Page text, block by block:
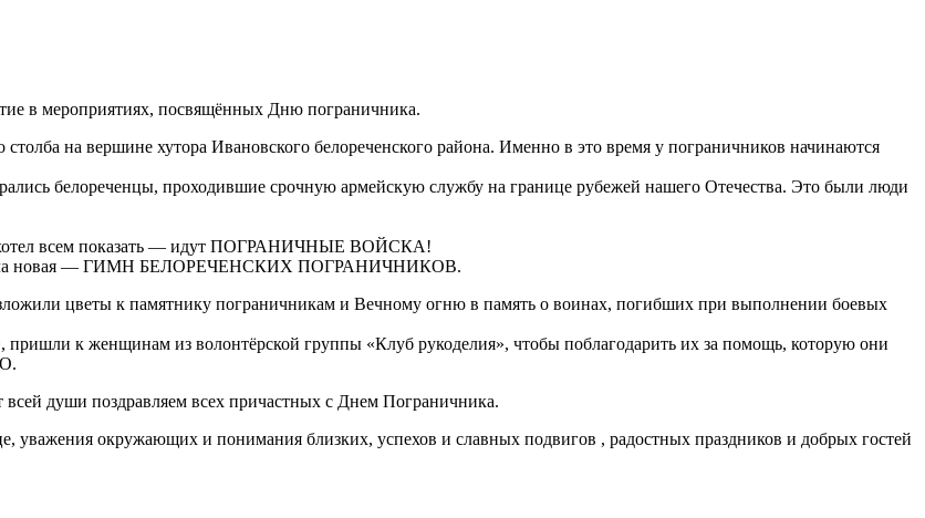
в мероприятиях, посвящённых Дню пограничника.
на вершине хутора Ивановского белореченского района. Именно в это время у пограничников начинаются
белореченцы, проходившие срочную армейскую службу на границе рубежей нашего Отечества. Это были люди
хотел всем показать — идут ПОГРАНИЧНЫЕ ВОЙСКА!
новая — ГИМН БЕЛОРЕЧЕНСКИХ ПОГРАНИЧНИКОВ.
цветы к памятнику пограничникам и Вечному огню в память о воинах, погибших при выполнении боевых
к женщинам из волонтёрской группы «Клуб рукоделия», чтобы поблагодарить их за помощь, которую они
души поздравляем всех причастных с Днем Пограничника.
уважения окружающих и понимания близких, успехов и славных подвигов , радостных праздников и добрых гостей